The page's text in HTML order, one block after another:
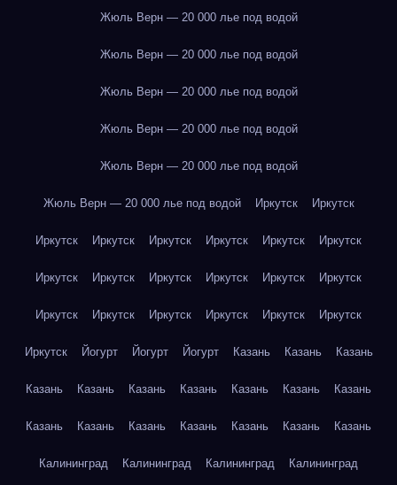
Жюль Верн — 20 000 лье под водой
Жюль Верн — 20 000 лье под водой
Жюль Верн — 20 000 лье под водой
Жюль Верн — 20 000 лье под водой
Жюль Верн — 20 000 лье под водой
Жюль Верн — 20 000 лье под водой Иркутск Иркутск
Иркутск Иркутск Иркутск Иркутск Иркутск Иркутск
Иркутск Иркутск Иркутск Иркутск Иркутск Иркутск
Иркутск Иркутск Иркутск Иркутск Иркутск Иркутск
Иркутск Йогурт Йогурт Йогурт Казань Казань Казань
Казань Казань Казань Казань Казань Казань Казань
Казань Казань Казань Казань Казань Казань Казань
Калининград Калининград Калининград Калининград